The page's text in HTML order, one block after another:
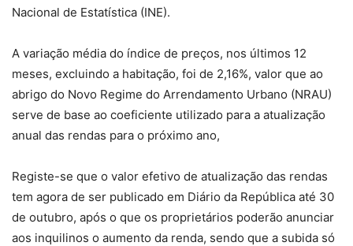
Nacional de Estatística (INE).
A variação média do índice de preços, nos últimos 12
meses, excluindo a habitação, foi de 2,16%, valor que ao
abrigo do Novo Regime do Arrendamento Urbano (NRAU)
serve de base ao coeficiente utilizado para a atualização
anual das rendas para o próximo ano,
Registe-se que o valor efetivo de atualização das rendas
tem agora de ser publicado em Diário da República até 30
de outubro, após o que os proprietários poderão anunciar
aos inquilinos o aumento da renda, sendo que a subida só